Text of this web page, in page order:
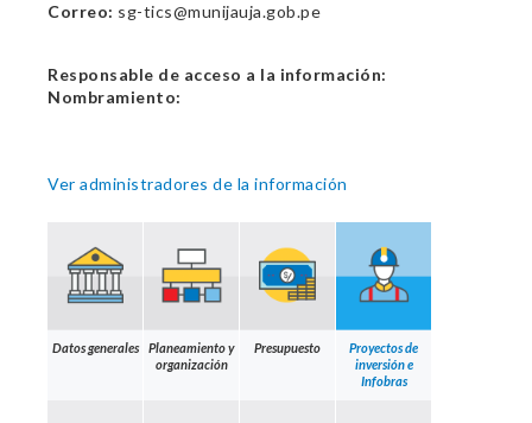
Correo: sg-tics@munijauja.gob.pe
Responsable de acceso a la información:
Nombramiento:
Ver administradores de la información
Datos generales
Planeamiento y
organización
Presupuesto
Proyectos de
inversión e
Infobras